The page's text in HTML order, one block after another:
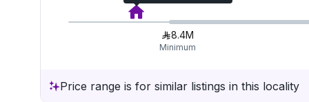
8.4M
Minimum
Price range is for similar listings in this locality